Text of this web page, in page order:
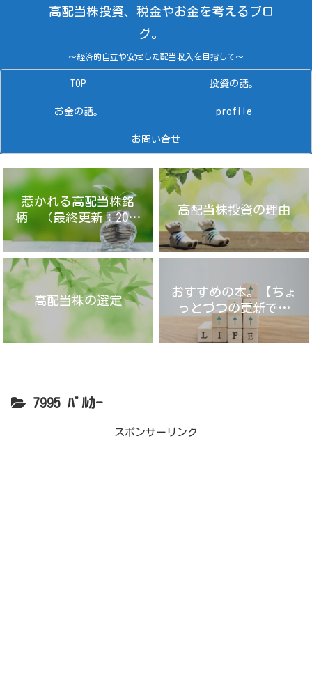
高配当株投資、税金やお金を考えるブロ
グ。
～経済的自立や安定した配当収入を目指して～
TOP 投資の話。
お金の話。 profile
お問い合せ
惹かれる高配当株銘
柄 （最終更新：2025
年4月14日）
高配当株投資の理由
高配当株の選定
おすすめの本。【ちょ
っとづつの更新です
が】
7995 ﾊﾞﾙｶｰ
スポンサーリンク